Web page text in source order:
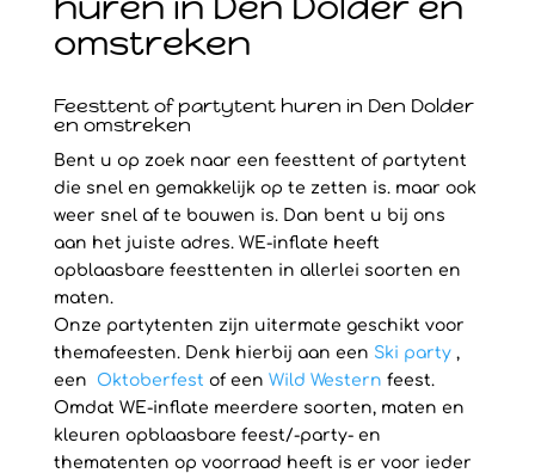
omstreken
Feesttent of partytent huren in Den Dolder
en omstreken
Bent u op zoek naar een feesttent of partytent
die snel en gemakkelijk op te zetten is. maar ook
weer snel af te bouwen is. Dan bent u bij ons
aan het juiste adres. WE-inflate heeft
opblaasbare feesttenten in allerlei soorten en
maten.
Onze partytenten zijn uitermate geschikt voor
themafeesten. Denk hierbij aan een Ski party,
een Oktoberfest of een Wild Western feest.
Omdat WE-inflate meerdere soorten, maten en
kleuren opblaasbare feest/-party- en
thematenten op voorraad heeft is er voor ieder